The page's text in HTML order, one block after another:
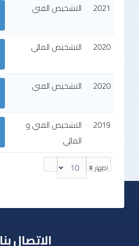
اظهار #
2021
التشخيص الفني
2020
التشخيص المالي
2020
التشخيص الفني
2019
التشخيص الفني و
المالي
الاتصال بنا